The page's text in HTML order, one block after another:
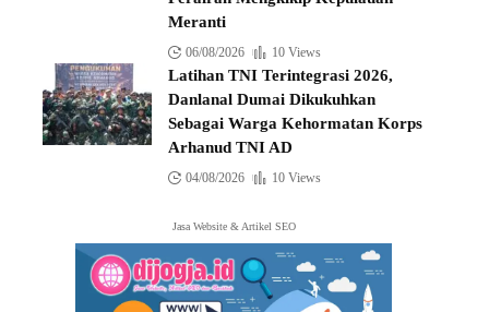
Meranti
06/08/2026 10 Views
Latihan TNI Terintegrasi 2026,
Danlanal Dumai Dikukuhkan
Sebagai Warga Kehormatan Korps
Arhanud TNI AD
04/08/2026 10 Views
Jasa Website & Artikel SEO